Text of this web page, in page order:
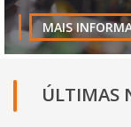
MAIS
ÚLTIMAS